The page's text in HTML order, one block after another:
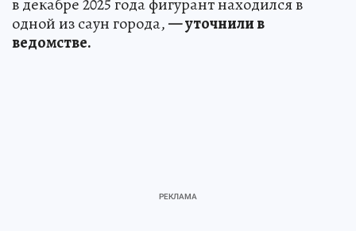
одной из саун города,— уточнили в
ведомстве.